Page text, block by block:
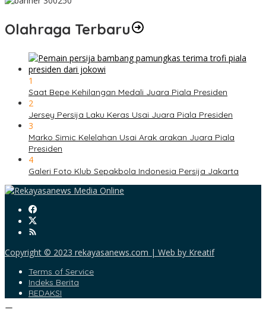
Olahraga Terbaru
1
Saat Bepe Kehilangan Medali Juara Piala Presiden
2
Jersey Persija Laku Keras Usai Juara Piala Presiden
3
Marko Simic Kelelahan Usai Arak arakan Juara Piala
Presiden
4
Galeri Foto Klub Sepakbola Indonesia Persija Jakarta
Copyright © 2023 rekayasanews.com | Web by Kreatif
Terms of Service
Indeks Berita
REDAKSI